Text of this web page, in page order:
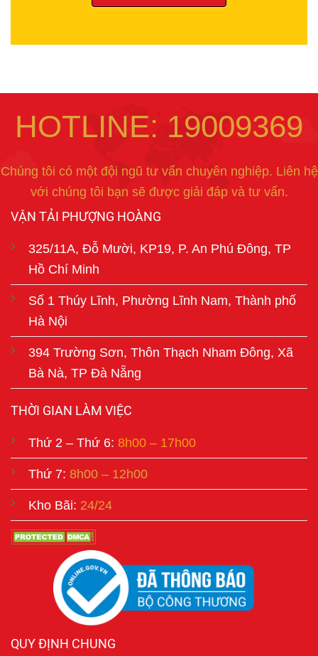
HOTLINE: 19009369
Chúng tôi có một đội ngũ tư vấn chuyên nghiệp. Liên hệ
với chúng tôi bạn sẽ được giải đáp và tư vấn.
VẬN TẢI PHƯỢNG HOÀNG
325/11A, Đỗ Mười, KP19, P. An Phú Đông, TP
Hồ Chí Minh
Số 1 Thúy Lĩnh, Phường Lĩnh Nam, Thành phố
Hà Nội
394 Trường Sơn, Thôn Thạch Nham Đông, Xã
Bà Nà, TP Đà Nẵng
THỜI GIAN LÀM VIỆC
Thứ 2 – Thứ 6: 8h00 – 17h00
Thứ 7: 8h00 – 12h00
Kho Bãi: 24/24
QUY ĐỊNH CHUNG